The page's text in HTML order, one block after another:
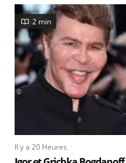
2 min
Il y a 20 Heures